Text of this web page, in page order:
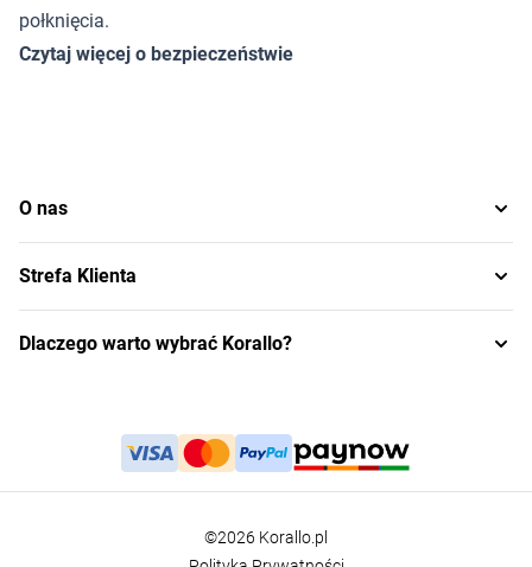
połknięcia.
Czytaj więcej o bezpieczeństwie
O nas
Strefa Klienta
Dlaczego warto wybrać Korallo?
©2026 Korallo.pl